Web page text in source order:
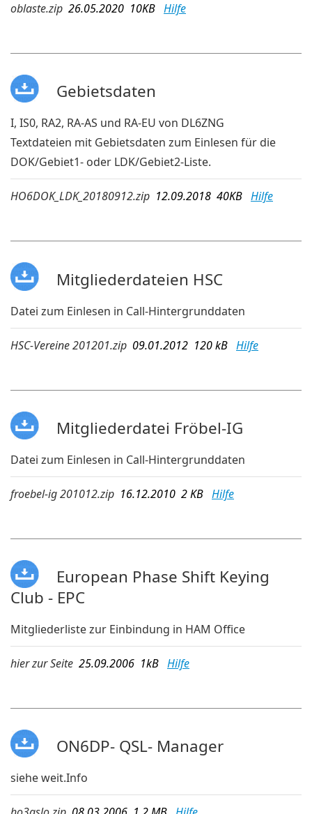
oblaste.zip 26.05.2020 10KB Hilfe
Gebietsdaten
I, IS0, RA2, RA-AS und RA-EU von DL6ZNG
Textdateien mit Gebietsdaten zum Einlesen für die
DOK/Gebiet1- oder LDK/Gebiet2-Liste.
HO6DOK_LDK_20180912.zip 12.09.2018 40KB Hilfe
Mitgliederdateien HSC
Datei zum Einlesen in Call-Hintergrunddaten
HSC-Vereine 201201.zip 09.01.2012 120 kB Hilfe
Mitgliederdatei Fröbel-IG
Datei zum Einlesen in Call-Hintergrunddaten
froebel-ig 201012.zip 16.12.2010 2 KB Hilfe
European Phase Shift Keying
Club - EPC
Mitgliederliste zur Einbindung in HAM Office
hier zur Seite 25.09.2006 1kB Hilfe
ON6DP- QSL- Manager
siehe weit.Info